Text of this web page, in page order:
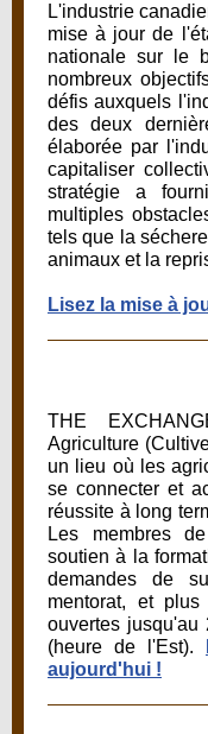
L'industrie
mise à jour de
nationale sur le
nombreux
défis auxquels
des deux
élaborée par
capitaliser
stratégie a
multiples
tels que la
animaux et la
Lisez la mise à
THE
Agriculture
un lieu où les
se connecter et
réussite à long
Les membres
soutien à la
demandes de
mentorat, et
ouvertes jusqu'au
(heure de l'Est).
aujourd'hui !